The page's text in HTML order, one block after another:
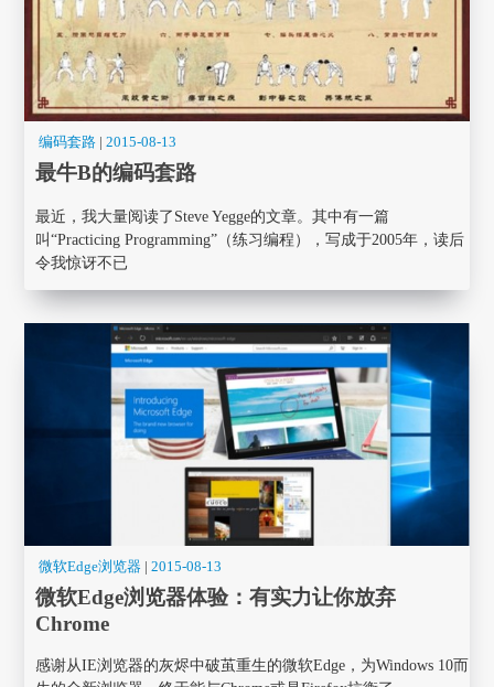
编码套路 |2015-08-13
最牛B的编码套路
最近，我大量阅读了Steve Yegge的文章。其中有一篇
叫“Practicing Programming”（练习编程），写成于2005年，读后
令我惊讶不已
微软Edge浏览器 |2015-08-13
微软Edge浏览器体验：有实力让你放弃
Chrome
感谢从IE浏览器的灰烬中破茧重生的微软Edge，为Windows 10而